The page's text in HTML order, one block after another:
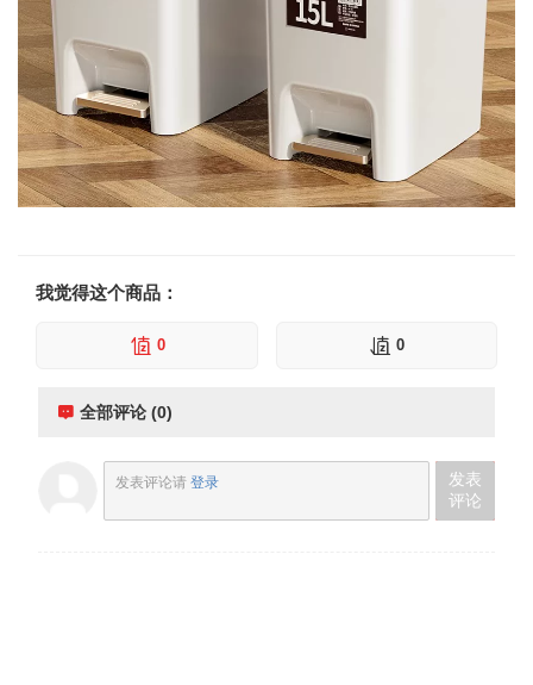
我觉得这个商品：
0 0
全部评论 (0)
发表评论请 登录
发表
评论